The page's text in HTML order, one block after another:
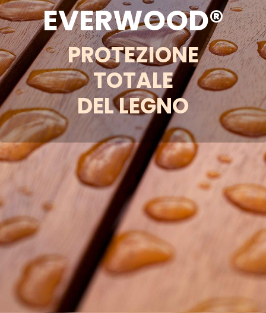
EVERWOOD®
PROTEZIONE
TOTALE
DEL LEGNO